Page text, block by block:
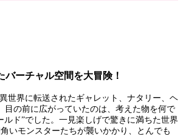
バーチャル空間を大冒険！
世界に転送されたギャレット、ナタリー、ヘ
目の前に広がっていたのは、考えた物を何で
ルド”でした。一見楽しげで驚きに満ちた世界
いモンスターたちが襲いかかり、とんでも